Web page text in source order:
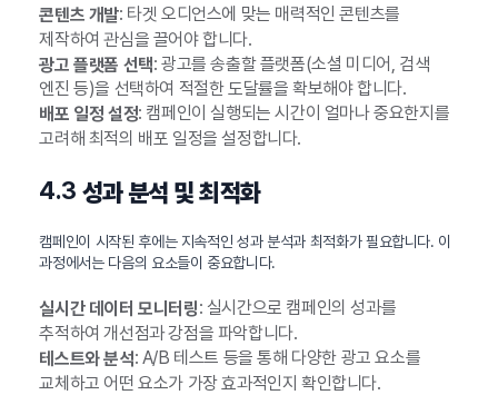
콘텐츠 개발: 타겟 오디언스에 맞는 매력적인 콘텐츠를
제작하여 관심을 끌어야 합니다.
광고 플랫폼 선택: 광고를 송출할 플랫폼(소셜 미디어, 검색
엔진 등)을 선택하여 적절한 도달률을 확보해야 합니다.
배포 일정 설정: 캠페인이 실행되는 시간이 얼마나 중요한지를
고려해 최적의 배포 일정을 설정합니다.
4.3 성과 분석 및 최적화
캠페인이 시작된 후에는 지속적인 성과 분석과 최적화가 필요합니다. 이
과정에서는 다음의 요소들이 중요합니다.
실시간 데이터 모니터링: 실시간으로 캠페인의 성과를
추적하여 개선점과 강점을 파악합니다.
테스트와 분석: A/B 테스트 등을 통해 다양한 광고 요소를
교체하고 어떤 요소가 가장 효과적인지 확인합니다.